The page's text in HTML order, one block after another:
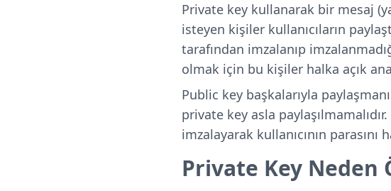
Private key kullanarak bir mesaj
isteyen kişiler kullanıcıların
tarafından imzalanıp
olmak için bu kişiler halka açık
Public key başkalarıyla
private key asla
imzalayarak kullanıcının parasını
Private Key Neden